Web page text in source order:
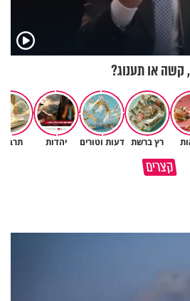
קשה או תענוג?
רץ ברשת דעות וטורים יהדות
קצרים
דיבה